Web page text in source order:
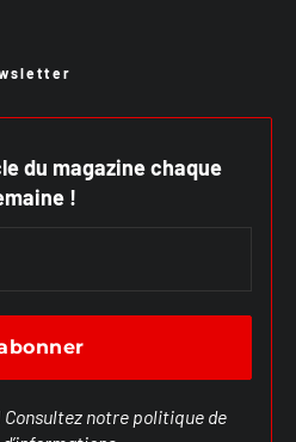
du magazine chaque
!
Consultez notre politique de